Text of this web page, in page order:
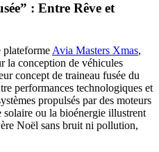
: Entre Rêve et
plateforme Avia Masters Xmas,
la conception de véhicules
concept de traineau fusée du
performances technologiques et
propulsés par des moteurs
solaire ou la bioénergie illustrent
Noël sans bruit ni pollution,